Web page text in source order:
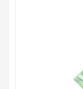
Весь товар
качества. Мы
Быстрая
вариантов,